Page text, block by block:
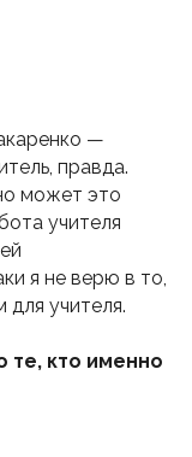
—
правда.
может это
учителя
я не верю в то,
для учителя.
те, кто именно